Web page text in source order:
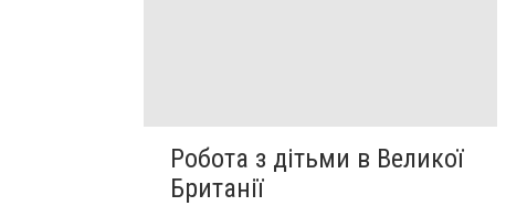
Робота з дітьми в Великої
Британії